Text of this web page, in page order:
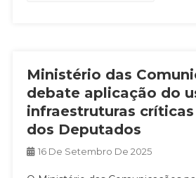
Ministério das
debate aplicação do
infraestruturas críticas
dos Deputados
16 De Setembro De 2025